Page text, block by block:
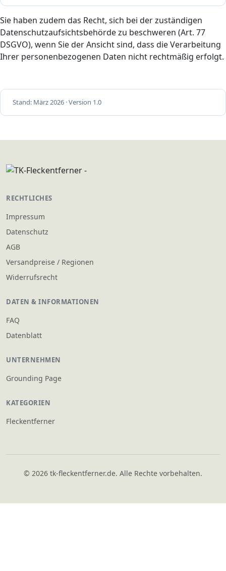
Sie haben zudem das Recht, sich bei der zuständigen
Datenschutzaufsichtsbehörde zu beschweren (Art. 77
DSGVO), wenn Sie der Ansicht sind, dass die Verarbeitung
Ihrer personenbezogenen Daten nicht rechtmäßig erfolgt.
Stand: März 2026 · Version 1.0
RECHTLICHES
Impressum
Datenschutz
AGB
Versandpreise / Regionen
Widerrufsrecht
DATEN & INFORMATIONEN
FAQ
Datenblatt
UNTERNEHMEN
Grounding Page
KATEGORIEN
Fleckentferner
© 2026 tk-fleckentferner.de. Alle Rechte vorbehalten.